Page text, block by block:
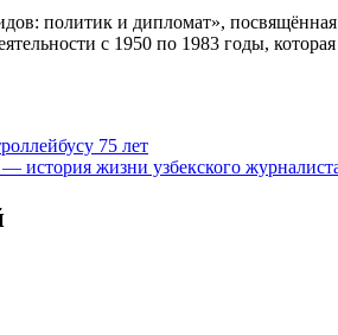
политик и дипломат»,
с 1950 по 1983 годы,
75 лет
жизни узбекского